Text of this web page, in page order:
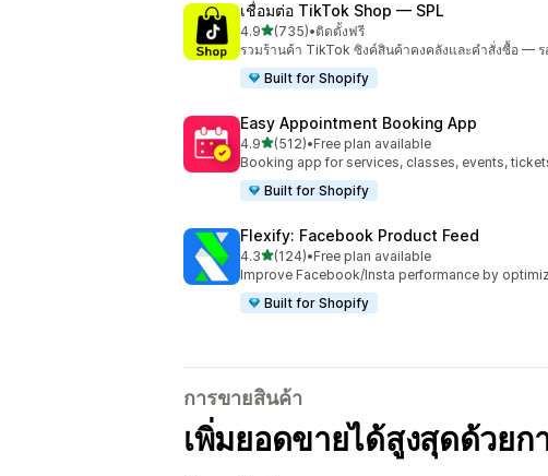
เชื่อมต่อ TikTok Shop — SPL
4.9เต็ม 5 ดาว
(735)
ทั้งหมด 735 รีวิว
•ติดตั้งฟรี
รวมร้านค้า TikTok ซิงค์สินค้าคงคลังและคำสั่งซื้อ — ร
Built for Shopify
Easy Appointment Booking App
4.9เต็ม 5 ดาว
(512)
ทั้งหมด 512 รีวิว
•Free plan available
Booking app for services, classes, events,
Built for Shopify
Flexify: Facebook Product Feed
4.3เต็ม 5 ดาว
(124)
ทั้งหมด 124 รีวิว
•Free plan available
Improve Facebook/Insta performance by
Built for Shopify
การขายสินค้า
เพิ่มยอดขายได้สูงสุดด้วย